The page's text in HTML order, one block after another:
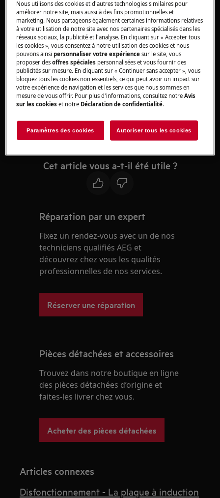
table de cuisson à induction intégrée
cuisinière pose libre avec table de cuisson
à induction
Résolution :
1. La fonction s'arrête automatiquement
assez rapidement et le message s'efface
Pour plus d'informations, reportez-vous à la
notice d'utilisation .
Cet article vous a-t-il été utile ?
Réparation par un expert
Fixez un rendez-vous avec un de nos
techniciens qualifiés AEG et
découvrez chez vous les qualités
professionnelles de nos services.
Réserver une réparation
Pièces détachées et accessoires
Trouvez dans notre boutique en ligne
des pièces détachées d’origine et
faites-les livrer chez vous.
Acheter des pièces détachées
Articles connexes
Disfonctionnement - La plaque à induction
Nous utilisons des cookies et d'autres technologies similaires pour
améliorer notre site, mais aussi à des fins promotionnelles et
marketing. Nous partageons également certaines informations relatives
à votre utilisation de notre site avec nos partenaires spécialisés dans les
réseaux sociaux, la publicité et l'analyse. En cliquant sur « Accepter tous
les cookies », vous consentez à notre utilisation des cookies et nous
pouvons ainsipersonnaliser votre expériencesur le site, vous
proposer desoffres spéciales personnalisées et vous fournir des
publicités sur mesure. En cliquant sur « Continuer sans accepter », vous
bloquez tous les cookies non essentiels, ce qui peut avoir un impact sur
votre expérience de navigation et les services que nous sommes en
mesure de vous offrir. Pour plus d'informations, consultez notreAvis
sur les cookies et notre Déclaration de confidentialité.
Paramètres des cookies Autoriser tous les cookies